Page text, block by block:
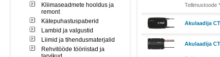
Kliimaseadmete hooldus ja
remont
Kätepuhastuspaberid
Lambid ja valgustid
Liimid ja tihendusmaterjalid
Rehvitööde tööriistad ja
Tellimustoode *
Akulaadija
Akulaadija